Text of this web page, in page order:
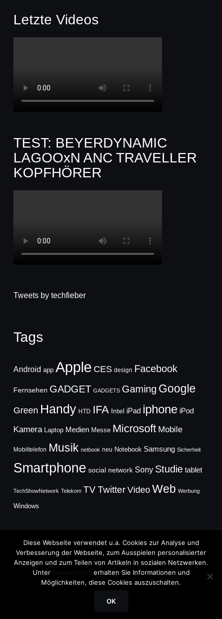
Letzte Videos
TEST: BEYERDYNAMIC
LAGOOxN ANC TRAVELLER
KOPFHÖRER
Tweets by techfieber
Tags
Android app Apple CES design Facebook
Fernsehen GADGET GADGETS Gaming Google
Green Handy HTD IFA Intel iPad iphone iPod
Kamera Laptop Medien Messe Microsoft Mobile
Mobiltelefon Musik netbook neu Notebook Samsung Sicherheit
Smartphone social network Sony Studie tablet
TechShowNetwork Telekom TVTwitter Video Web Werbung
Windows
Copyright © 2026
TechFieber Blog
Diese Webseite verwendet u.a. Cookies zur Analyse und
Verbesserung der Webseite, zum Ausspielen personalisierter
Anzeigen und zum Teilen von Artikeln in sozialen Netzwerken.
Unter
erhalten Sie Informationen und
Möglichkeiten, diese Cookies auszuschalten.
OK